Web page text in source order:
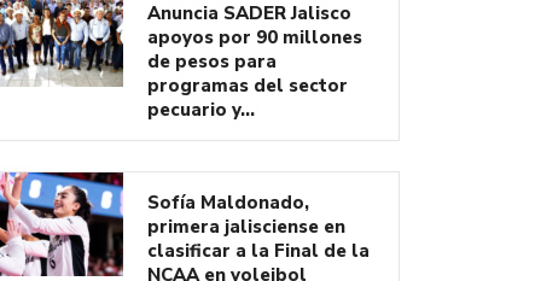
Anuncia SADER Jalisco
apoyos por 90 millones
de pesos para
programas del sector
pecuario y…
Sofía Maldonado,
primera jalisciense en
clasificar a la Final de la
NCAA en voleibol